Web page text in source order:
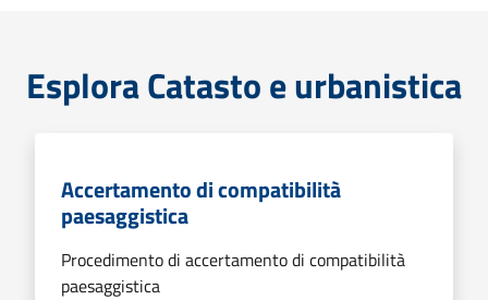
Esplora Catasto e urbanistica
Accertamento di compatibilità
paesaggistica
Procedimento di accertamento di compatibilità
paesaggistica